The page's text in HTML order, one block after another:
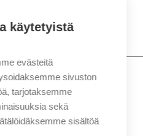
Etunimi
Sukunimi
käytetyistä
evästeitä
sivuston
tarjotaksemme
sekä
sisältöä